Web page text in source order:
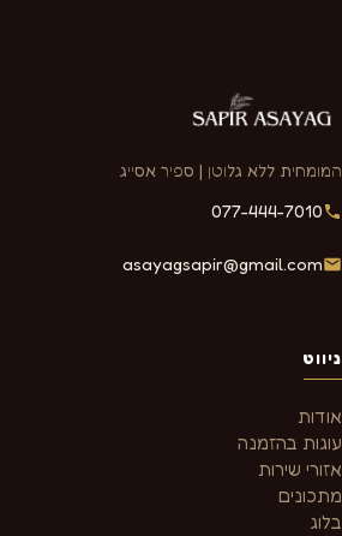
המומחית ללא גלוטן | ספיר אסייג
077-444-7010
asayagsapir@gmail.com
ניווט
אודות
עוגות בהזמנה
אזורי שירות
מתכונים
בלוג